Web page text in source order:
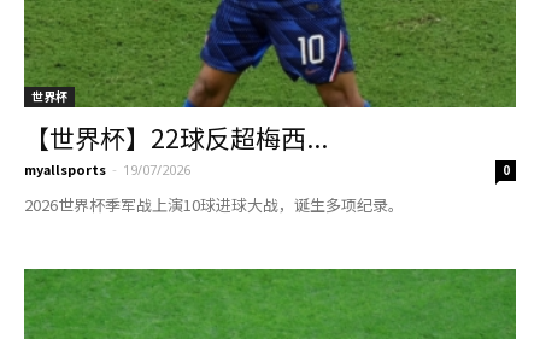
世界杯
【世界杯】22球反超梅西...
myallsports - 19/07/2026 0
2026世界杯季军战上演10球进球大战，诞生多项纪录。